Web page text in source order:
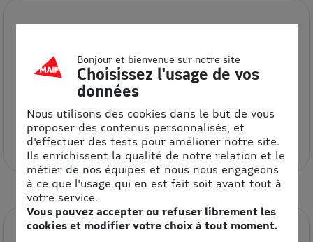
BDfugue
6% de remise
Bonjour et bienvenue sur notre site
Choisissez l'usage de vos
données
Nous utilisons des cookies dans le but de vous
proposer des contenus personnalisés, et
d'effectuer des tests pour améliorer notre site.
Ils enrichissent la qualité de notre relation et le
métier de nos équipes et nous nous engageons
à ce que l'usage qui en est fait soit avant tout à
votre service.
Vous pouvez accepter ou refuser librement les
cookies et modifier votre choix à tout moment.